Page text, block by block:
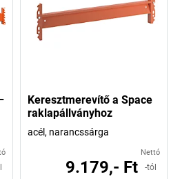
Keresztmerevítő a Space
raklapállványhoz
acél, narancssárga
Nettó
9.179,- Ft -tól